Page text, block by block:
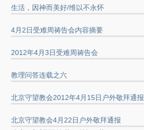
生活，因神而美好/维以不永怀
4月2日受难周祷告会内容摘要
2012年4月3日受难周祷告会
教理问答连载之六
北京守望教会2012年4月15日户外敬拜通报
北京守望教会4月22日户外敬拜通报